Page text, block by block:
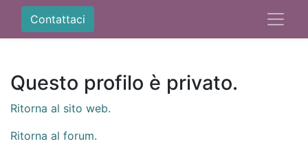
Contattaci
Questo profilo è privato.
Ritorna al sito web.
Ritorna al forum.